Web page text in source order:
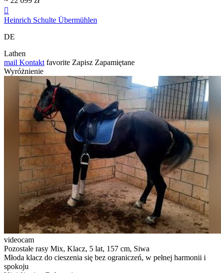

Heinrich Schulte Übermühlen
DE
Lathen
mail Kontakt favorite Zapisz Zapamiętane
Wyróżnienie
videocam
Pozostałe rasy Mix, Klacz, 5 lat, 157 cm, Siwa
Młoda klacz do cieszenia się bez ograniczeń, w pełnej harmonii i
spokoju